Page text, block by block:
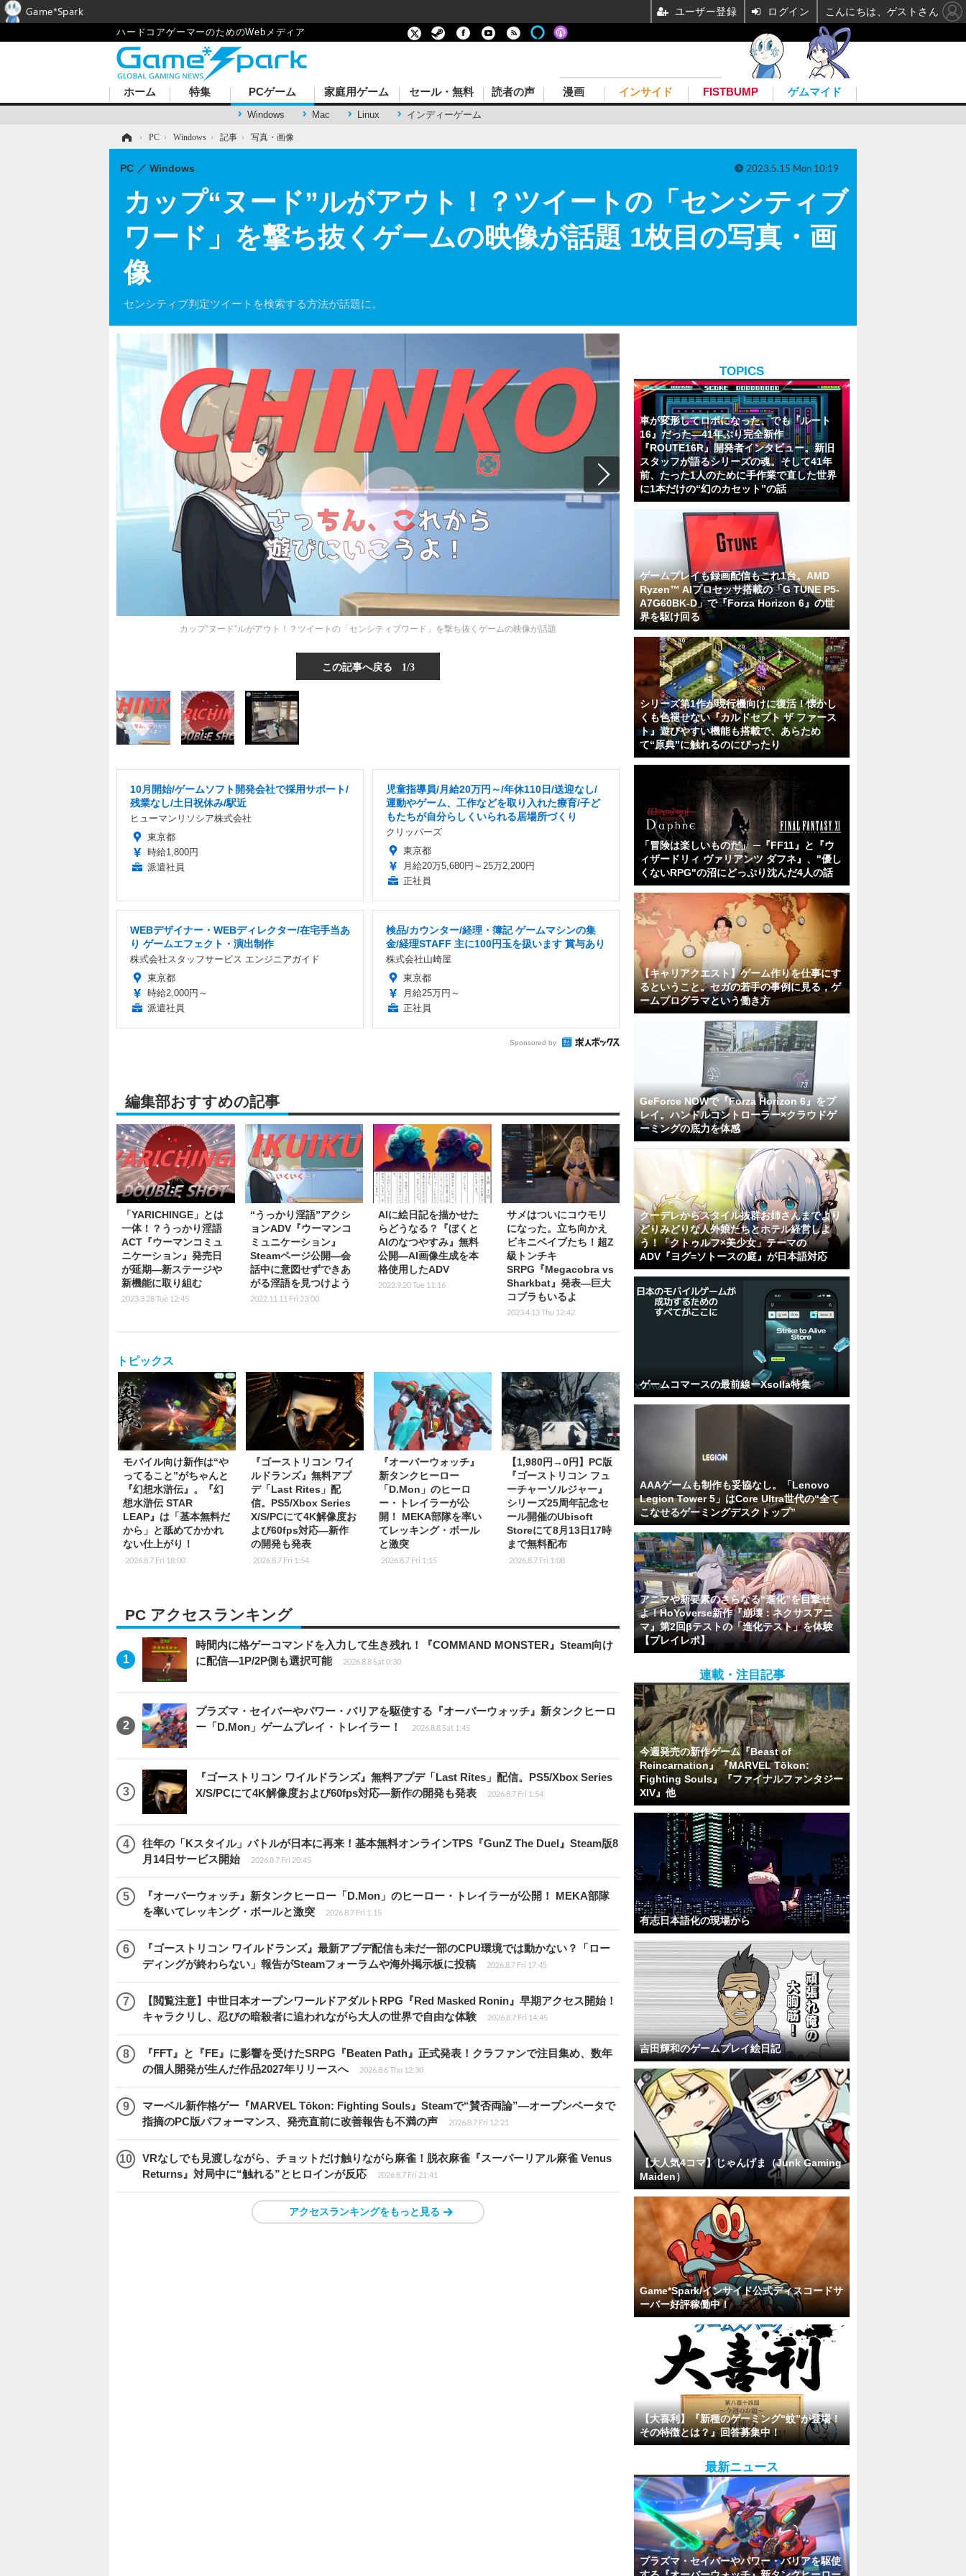
ハードコアゲーマーのためのWebメディア
ホーム 特集 PCゲーム
Windows Mac Linux インディーゲーム
家庭用ゲーム セール・無料 読者の声 漫画 インサイド FISTBUMP ゲムマイド
› PC › Windows › 記事 › 写真・画像
カップ“ヌード”ルがアウト！？ツイートの「センシティブ
ワード」を撃ち抜くゲームの映像が話題 1枚目の写真・画
像
センシティブ判定ツイートを検索する方法が話題に。
PC Windows 2023.5.15 Mon 10:19
カップ“ヌード”ルがアウト！？ツイートの「センシティブワード」を撃ち抜くゲームの映像が話題
この記事へ戻る 1/3
10月開始/ゲームソフト開発会社で採用サポート/
残業なし/土日祝休み/駅近
ヒューマンリソシア株式会社
東京都
時給1,800円
派遣社員
児童指導員/月給20万円～/年休110日/送迎なし/
運動やゲーム、工作などを取り入れた療育/子ど
もたちが自分らしくいられる居場所づくり
クリッパーズ
東京都
月給20万5,680円～25万2,200円
正社員
WEBデザイナー・WEBディレクター/在宅手当あ
り ゲームエフェクト・演出制作
株式会社スタッフサービス エンジニアガイド
東京都
時給2,000円～
派遣社員
検品/カウンター/経理・簿記 ゲームマシンの集
金/経理STAFF 主に100円玉を扱います 賞与あり
株式会社山崎屋
東京都
月給25万円～
正社員
Sponsored by
編集部おすすめの記事
「YARICHINGE」とは
一体！？うっかり淫語
ACT『ウーマンコミュ
ニケーション』発売日
が延期―新ステージや
新機能に取り組む
2023.3.28 Tue 12:45
“うっかり淫語”アクシ
ョンADV『ウーマンコ
ミュニケーション』
Steamページ公開―会
話中に意図せずできあ
がる淫語を見つけよう
2022.11.11 Fri 23:00
AIに絵日記を描かせた
らどうなる？『ぼくと
AIのなつやすみ』無料
公開―AI画像生成を本
格使用したADV
2022.9.20 Tue 11:16
サメはついにコウモリ
になった。立ち向かえ
ビキニベイブたち！超Z
級トンチキ
SRPG『Megacobra vs
Sharkbat』発表―巨大
コブラもいるよ
2023.4.13 Thu 12:42
トピックス
モバイル向け新作は“や
ってること”がちゃんと
『幻想水滸伝』。『幻
想水滸伝 STAR
LEAP』は「基本無料だ
から」と舐めてかかれ
ない仕上がり！
2026.8.7 Fri 18:00
『ゴーストリコン ワイ
ルドランズ』無料アプ
デ「Last Rites」配
信。PS5/Xbox Series
X/S/PCにて4K解像度お
よび60fps対応―新作
の開発も発表
2026.8.7 Fri 1:54
『オーバーウォッチ』
新タンクヒーロー
「D.Mon」のヒーロ
ー・トレイラーが公
開！ MEKA部隊を率い
てレッキング・ボール
と激突
2026.8.7 Fri 1:15
【1,980円→0円】PC版
『ゴーストリコン フュ
ーチャーソルジャー』
シリーズ25周年記念セ
ール開催のUbisoft
Storeにて8月13日17時
まで無料配布
2026.8.7 Fri 1:08
PC アクセスランキング
時間内に格ゲーコマンドを入力して生き残れ！『COMMAND MONSTER』Steam向け
に配信―1P/2P側も選択可能
2026.8.8 Sat 0:30
プラズマ・セイバーやパワー・バリアを駆使する『オーバーウォッチ』新タンクヒーロ
ー「D.Mon」ゲームプレイ・トレイラー！
2026.8.8 Sat 1:45
『ゴーストリコン ワイルドランズ』無料アプデ「Last Rites」配信。PS5/Xbox Series
X/S/PCにて4K解像度および60fps対応―新作の開発も発表
2026.8.7 Fri 1:54
往年の「Kスタイル」バトルが日本に再来！基本無料オンラインTPS『GunZ The Duel』Steam版8
月14日サービス開始
2026.8.7 Fri 20:45
『オーバーウォッチ』新タンクヒーロー「D.Mon」のヒーロー・トレイラーが公開！ MEKA部隊
を率いてレッキング・ボールと激突
2026.8.7 Fri 1:15
『ゴーストリコン ワイルドランズ』最新アプデ配信も未だ一部のCPU環境では動かない？「ロー
ディングが終わらない」報告がSteamフォーラムや海外掲示板に投稿
2026.8.7 Fri 17:45
【閲覧注意】中世日本オープンワールドアダルトRPG『Red Masked Ronin』早期アクセス開始！
キャラクリし、忍びの暗殺者に追われながら大人の世界で自由な体験
2026.8.7 Fri 14:45
『FFT』と『FE』に影響を受けたSRPG『Beaten Path』正式発表！クラファンで注目集め、数年
の個人開発が生んだ作品2027年リリースへ
2026.8.6 Thu 12:30
マーベル新作格ゲー『MARVEL Tōkon: Fighting Souls』Steamで“賛否両論”―オープンベータで
指摘のPC版パフォーマンス、発売直前に改善報告も不満の声
2026.8.7 Fri 12:21
VRなしでも見渡しながら、チョットだけ触りながら麻雀！脱衣麻雀『スーパーリアル麻雀 Venus
Returns』対局中に“触れる”とヒロインが反応
2026.8.7 Fri 21:41
アクセスランキングをもっと見る
TOPICS
車が変形してロボになった、でも『ルート
16』だった―41年ぶり完全新作
『ROUTE16R』開発者インタビュー。新旧
スタッフが語るシリーズの魂。そして41年
前、たった1人のために手作業で直した世界
に1本だけの“幻のカセット”の話
ゲームプレイも録画配信もこれ1台。AMD
Ryzen™ AIプロセッサ搭載の「G TUNE P5-
A7G60BK-D」で『Forza Horizon 6』の世
界を駆け回る
シリーズ第1作が現行機向けに復活！懐かし
くも色褪せない『カルドセプト ザ ファース
ト』遊びやすい機能も搭載で、あらため
て“原典”に触れるのにぴったり
「冒険は楽しいものだ」 ─『FF11』と『ウ
ィザードリィ ヴァリアンツ ダフネ』、"優し
くないRPG"の沼にどっぷり沈んだ4人の話
【キャリアクエスト】ゲーム作りを仕事にす
るということ。セガの若手の事例に見る，ゲ
ームプログラマという働き方
GeForce NOWで『Forza Horizon 6』をプ
レイ。ハンドルコントローラー×クラウドゲ
ーミングの底力を体感
クーデレからスタイル抜群お姉さんまでより
どりみどりな人外娘たちとホテル経営しよ
う！「クトゥルフ×美少女」テーマの
ADV『ヨグ=ソトースの庭』が日本語対応
ゲームコマースの最前線ーXsolla特集
AAAゲームも制作も妥協なし。「Lenovo
Legion Tower 5」はCore Ultra世代の“全て
こなせるゲーミングデスクトップ”
アニマや新要素のさらなる“進化”を目撃せ
よ！HoYoverse新作『崩壊：ネクサスアニ
マ』第2回βテストの「進化テスト」を体験
【プレイレポ】
連載・注目記事
今週発売の新作ゲーム『Beast of
Reincarnation』『MARVEL Tōkon:
Fighting Souls』『ファイナルファンタジー
XIV』他
有志日本語化の現場から
吉田輝和のゲームプレイ絵日記
【大人気4コマ】じゃんげま（Junk Gaming
Maiden）
Game*Spark/インサイド公式ディスコードサ
ーバー好評稼働中！
【大喜利】『新種のゲーミング“蚊”が登場！
その特徴とは？』回答募集中！
最新ニュース
プラズマ・セイバーやパワー・バリアを駆使
Game*Spark ユーザー登録 ログイン こんにちは、ゲストさん